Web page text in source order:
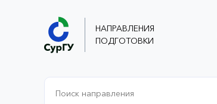
НАПРАВЛЕНИЯ
ПОДГОТОВКИ